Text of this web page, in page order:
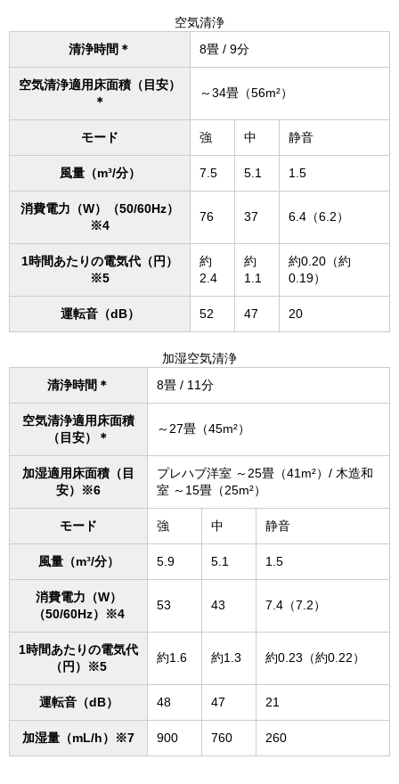
空気清浄
清浄時間＊
8畳 / 9分
空気清浄適用床面積（目安）
＊
～34畳（56m²）
モード 強 中 静音
風量（m³/分） 7.5 5.1 1.5
消費電力（W）（50/60Hz）
※4
76 37 6.4（6.2）
1時間あたりの電気代（円）
※5
約
2.4
約
1.1
約0.20（約
0.19）
運転音（dB） 52 47 20
加湿空気清浄
清浄時間＊
8畳 / 11分
空気清浄適用床面積
（目安）＊
～27畳（45m²）
加湿適用床面積（目
安）※6
プレハブ洋室 ～25畳（41m²）/ 木造和
室 ～15畳（25m²）
モード 強 中 静音
風量（m³/分） 5.9 5.1 1.5
消費電力（W）
（50/60Hz）※4
53 43 7.4（7.2）
1時間あたりの電気代
（円）※5
約1.6 約1.3 約0.23（約0.22）
運転音（dB） 48 47 21
加湿量（mL/h）※7 900 760 260